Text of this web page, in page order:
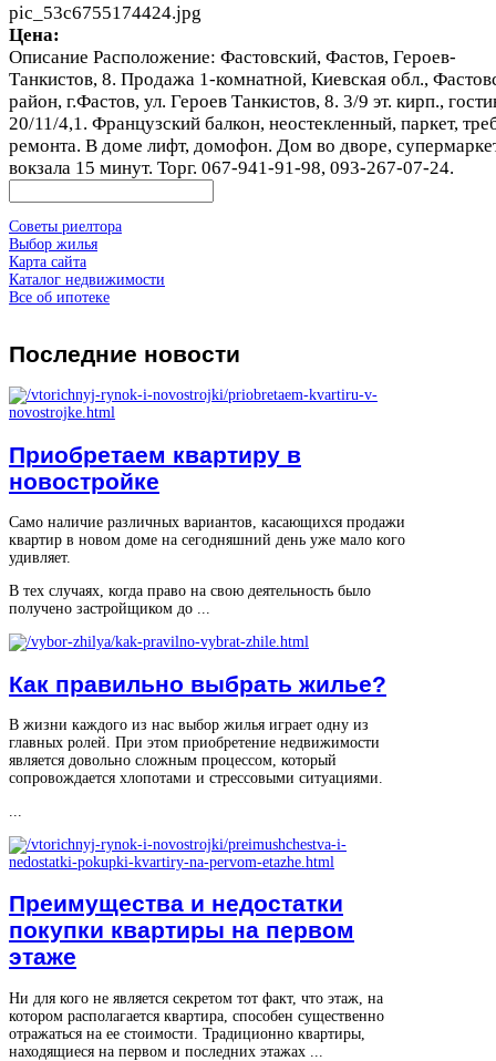
pic_53c6755174424.jpg
Цена:
Описание Расположение: Фастовский, Фастов, Героев-
Танкистов, 8. Продажа 1-комнатной, Киевская обл.,
район, г.Фастов, ул. Героев Танкистов, 8. 3/9 эт. кирп.,
20/11/4,1. Французский балкон, неостекленный, паркет,
ремонта. В доме лифт, домофон. Дом во дворе,
вокзала 15 минут. Торг. 067-941-91-98, 093-267-07-24.
Советы риелтора
Выбор жилья
Карта сайта
Каталог недвижимости
Все об ипотеке
Последние новости
Приобретаем квартиру в
новостройке
Само наличие различных вариантов, касающихся продажи
квартир в новом доме на сегодняшний день уже мало кого
удивляет.
В тех случаях, когда право на свою деятельность было
получено застройщиком до ...
Как правильно выбрать жилье?
В жизни каждого из нас выбор жилья играет одну из
главных ролей. При этом приобретение недвижимости
является довольно сложным процессом, который
сопровождается хлопотами и стрессовыми ситуациями.
...
Преимущества и недостатки
покупки квартиры на первом
этаже
Ни для кого не является секретом тот факт, что этаж, на
котором располагается квартира, способен существенно
отражаться на ее стоимости. Традиционно квартиры,
находящиеся на первом и последних этажах ...